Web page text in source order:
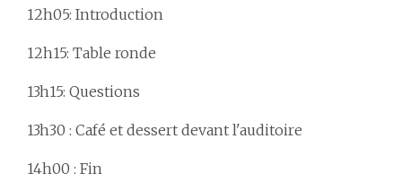
12h05: Introduction
12h15: Table ronde
13h15: Questions
13h30 : Café et dessert devant l'auditoire
14h00 : Fin